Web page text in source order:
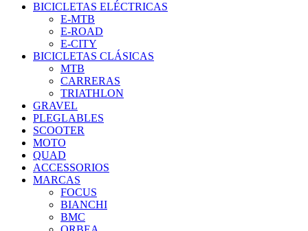
BICICLETAS ELÉCTRICAS
E-MTB
E-ROAD
E-CITY
BICICLETAS CLÁSICAS
MTB
CARRERAS
TRIATHLON
GRAVEL
PLEGLABLES
SCOOTER
MOTO
QUAD
ACCESSORIOS
MARCAS
FOCUS
BIANCHI
BMC